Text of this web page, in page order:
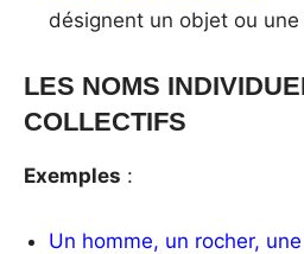
désignent un objet ou
LES NOMS
COLLECTIFS
Exemples :
Un homme, un rocher,